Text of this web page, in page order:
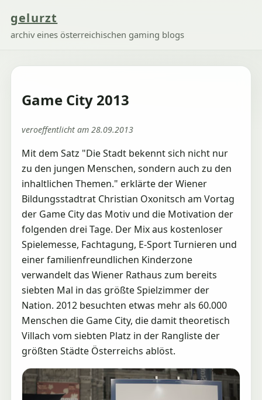
gelurzt
archiv eines österreichischen gaming blogs
Game City 2013
veroeffentlicht am 28.09.2013
Mit dem Satz "Die Stadt bekennt sich nicht nur
zu den jungen Menschen, sondern auch zu den
inhaltlichen Themen." erklärte der Wiener
Bildungsstadtrat Christian Oxonitsch am Vortag
der Game City das Motiv und die Motivation der
folgenden drei Tage. Der Mix aus kostenloser
Spielemesse, Fachtagung, E-Sport Turnieren und
einer familienfreundlichen Kinderzone
verwandelt das Wiener Rathaus zum bereits
siebten Mal in das größte Spielzimmer der
Nation. 2012 besuchten etwas mehr als 60.000
Menschen die Game City, die damit theoretisch
Villach vom siebten Platz in der Rangliste der
größten Städte Österreichs ablöst.